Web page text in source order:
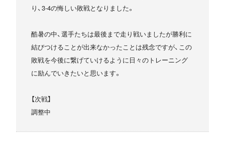
り、3-4の悔しい敗戦となりました。
酷暑の中、選手たちは最後まで走り戦いましたが勝利に
結びつけることが出来なかったことは残念ですが、この
敗戦を今後に繋げていけるように日々のトレーニング
に励んでいきたいと思います。
【次戦】
調整中